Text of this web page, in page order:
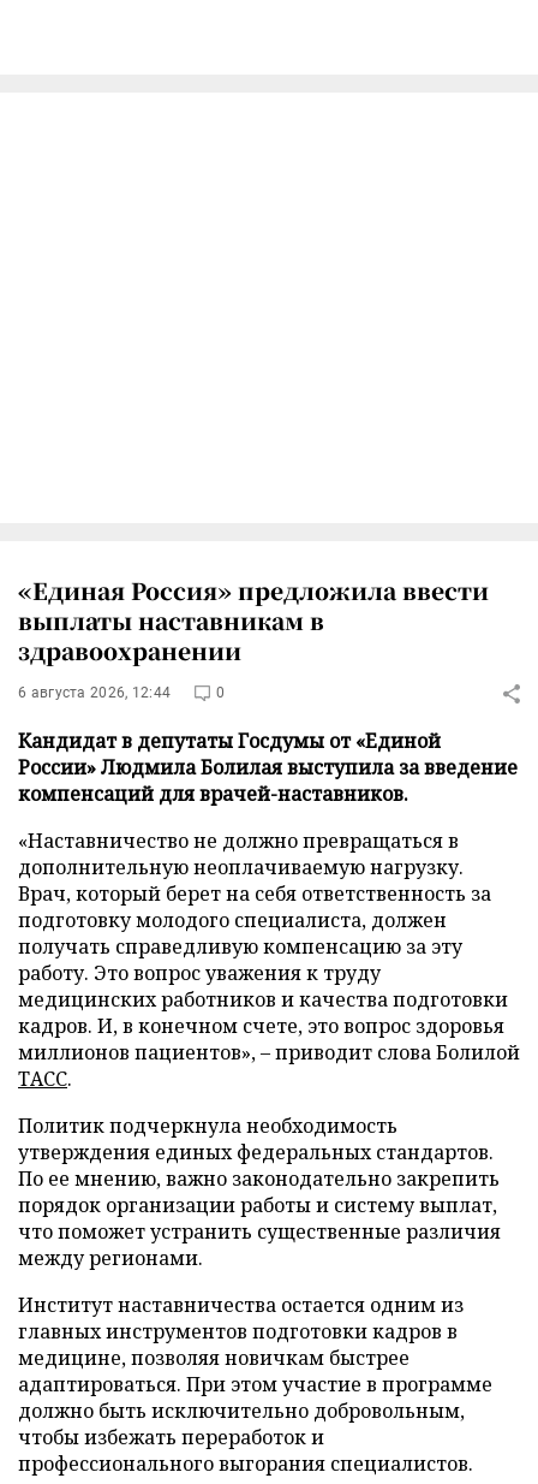
«Единая Россия» предложила ввести
выплаты наставникам в
здравоохранении
6 августа 2026, 12:44 0
Кандидат в депутаты Госдумы от «Единой
России» Людмила Болилая выступила за введение
компенсаций для врачей-наставников.
«Наставничество не должно превращаться в
дополнительную неоплачиваемую нагрузку.
Врач, который берет на себя ответственность за
подготовку молодого специалиста, должен
получать справедливую компенсацию за эту
работу. Это вопрос уважения к труду
медицинских работников и качества подготовки
кадров. И, в конечном счете, это вопрос здоровья
миллионов пациентов», – приводит слова Болилой
ТАСС.
Политик подчеркнула необходимость
утверждения единых федеральных стандартов.
По ее мнению, важно законодательно закрепить
порядок организации работы и систему выплат,
что поможет устранить существенные различия
между регионами.
Институт наставничества остается одним из
главных инструментов подготовки кадров в
медицине, позволяя новичкам быстрее
адаптироваться. При этом участие в программе
должно быть исключительно добровольным,
чтобы избежать переработок и
профессионального выгорания специалистов.